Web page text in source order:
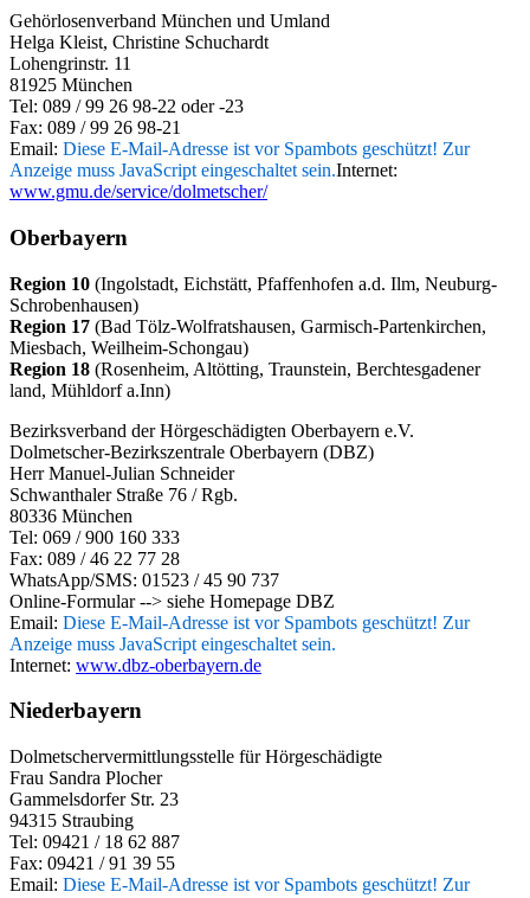
Gehörlosenverband München und Umland
Helga Kleist, Christine Schuchardt
Lohengrinstr. 11
81925 München
Tel: 089 / 99 26 98-22 oder -23
Fax: 089 / 99 26 98-21
Email: Diese E-Mail-Adresse ist vor Spambots geschützt! Zur
Anzeige muss JavaScript eingeschaltet sein.Internet:
www.gmu.de/service/dolmetscher/
Oberbayern
Region 10 (Ingolstadt, Eichstätt, Pfaffenhofen a.d. Ilm, Neuburg-
Schrobenhausen)
Region 17 (Bad Tölz-Wolfratshausen, Garmisch-Partenkirchen,
Miesbach, Weilheim-Schongau)
Region 18 (Rosenheim, Altötting, Traunstein, Berchtesgadener
land, Mühldorf a.Inn)
Bezirksverband der Hörgeschädigten Oberbayern e.V.
Dolmetscher-Bezirkszentrale Oberbayern (DBZ)
Herr Manuel-Julian Schneider
Schwanthaler Straße 76 / Rgb.
80336 München
Tel: 069 / 900 160 333
Fax: 089 / 46 22 77 28
WhatsApp/SMS: 01523 / 45 90 737
Online-Formular --> siehe Homepage DBZ
Email: Diese E-Mail-Adresse ist vor Spambots geschützt! Zur
Anzeige muss JavaScript eingeschaltet sein.
Internet: www.dbz-oberbayern.de
Niederbayern
Dolmetschervermittlungsstelle für Hörgeschädigte
Frau Sandra Plocher
Gammelsdorfer Str. 23
94315 Straubing
Tel: 09421 / 18 62 887
Fax: 09421 / 91 39 55
Email: Diese E-Mail-Adresse ist vor Spambots geschützt! Zur